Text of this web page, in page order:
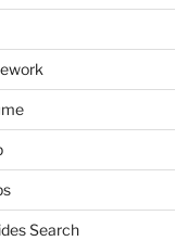
Search